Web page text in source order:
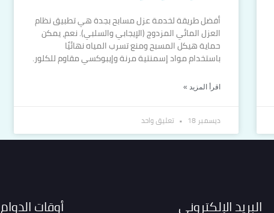
أفضل طريقة لخدمة عزل مسابح بجدة هي تطبيق نظام
العزل المائي المزدوج (الإيجابي والسلبي). نعم، يمكن
حماية هيكل المسبح ومنع تسرب المياه نهائيًا
باستخدام مواد إسمنتية مرنة وإيبوكسي مقاوم للكلور.
اقرأ المزيد »
ديسمبر 18 تعليق واحد
البريد الإلكتروني أوقات الدوام